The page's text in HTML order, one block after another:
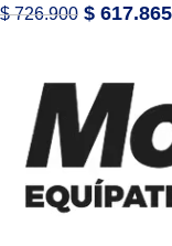
$726.900 $ 617.865